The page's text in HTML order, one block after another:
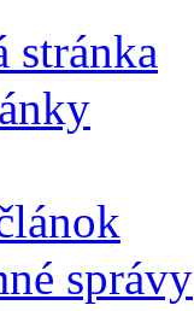
stránka
správy